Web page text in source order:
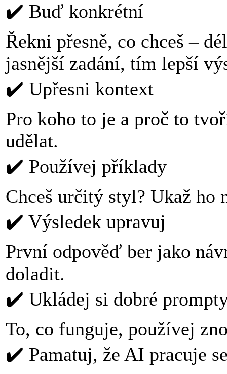
✔️ Buď konkrétní
Řekni přesně, co chceš –
jasnější zadání, tím lepší
✔️ Upřesni kontext
Pro koho to je a proč to
udělat.
✔️ Používej příklady
Chceš určitý styl? Ukaž
✔️ Výsledek upravuj
První odpověď ber jako
doladit.
✔️ Ukládej si dobré
To, co funguje, používej
✔️ Pamatuj, že AI pracuje